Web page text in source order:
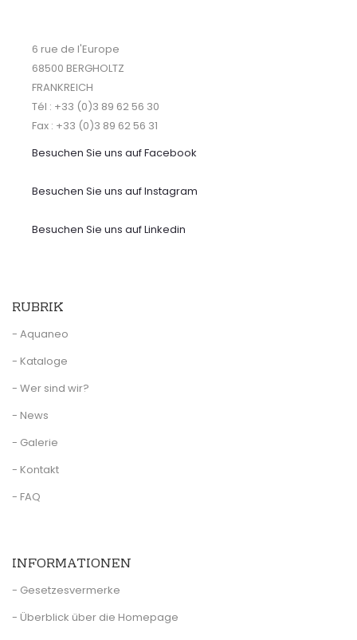
6 rue de l'Europe
68500 BERGHOLTZ
FRANKREICH
Tél : +33 (0)3 89 62 56 30
Fax : +33 (0)3 89 62 56 31
Besuchen Sie uns aufFacebook
Besuchen Sie uns auf Instagram
Besuchen Sie uns auf Linkedin
RUBRIK
- Aquaneo
- Kataloge
- Wer sind wir?
- News
- Galerie
- Kontakt
- FAQ
INFORMATIONEN
- Gesetzesvermerke
- Überblick über die Homepage